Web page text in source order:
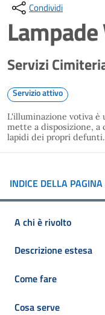
Condividi
Servizi
Servizio attivo
L'illuminazione votiva è
mette a disposizione, a
lapidi dei propri defunti.
INDICE DELLA PAGINA
A chi è rivolto
Descrizione estesa
Come fare
Cosa serve